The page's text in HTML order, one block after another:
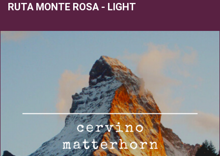
RUTA MONTE ROSA - LIGHT